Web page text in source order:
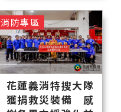
花蓮義消特搜大隊
獲捐救災裝備 感
消防專區